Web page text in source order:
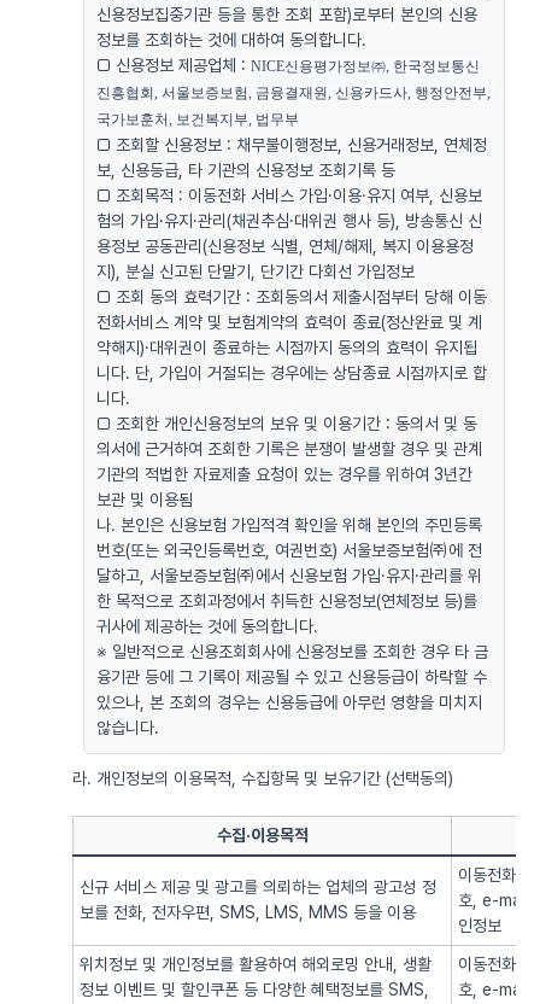
신용정보집중기관 등을 통한 조회 포함)로부터 본인의 신용
정보를 조회하는 것에 대하여 동의합니다.
□ 신용정보 제공업체 :NICE신용평가정보㈜, 한국정보통신
진흥협회, 서울보증보험, 금융결재원, 신용카드사, 행정안전부,
국가보훈처, 보건복지부, 법무부
□ 조회할 신용정보 : 채무불이행정보, 신용거래정보, 연체정
보, 신용등급, 타 기관의 신용정보 조회기록 등
□ 조회목적 : 이동전화 서비스 가입·이용·유지 여부, 신용보
험의 가입·유지·관리(채권추심·대위권 행사 등), 방송통신 신
용정보 공동관리(신용정보 식별, 연체/해제, 복지 이용용정
지), 분실 신고된 단말기, 단기간 다회선 가입정보
□ 조회 동의 효력기간 : 조회동의서 제출시점부터 당해 이동
전화서비스 계약 및 보험계약의 효력이 종료(정산완료 및 계
약해지)·대위권이 종료하는 시점까지 동의의 효력이 유지됩
니다. 단, 가입이 거절되는 경우에는 상담종료 시점까지로 합
니다.
□ 조회한 개인신용정보의 보유 및 이용기간 : 동의서 및 동
의서에 근거하여 조회한 기록은 분쟁이 발생할 경우 및 관계
기관의 적법한 자료제출 요청이 있는 경우를 위하여 3년간
보관 및 이용됨
나. 본인은 신용보험 가입적격 확인을 위해 본인의 주민등록
번호(또는 외국인등록번호, 여권번호) 서울보증보험㈜에 전
달하고, 서울보증보험㈜에서 신용보험 가입·유지·관리를 위
한 목적으로 조회과정에서 취득한 신용정보(연체정보 등)를
귀사에 제공하는 것에 동의합니다.
※ 일반적으로 신용조회회사에 신용정보를 조회한 경우 타 금
융기관 등에 그 기록이 제공될 수 있고 신용등급이 하락할 수
있으나, 본 조회의 경우는 신용등급에 아무런 영향을 미치지
않습니다.
라. 개인정보의 이용목적, 수집항목 및 보유기간 (선택동의)
수집·이용목적
신규 서비스 제공 및 광고를 의뢰하는 업체의 광고성 정
보를 전화, 전자우편, SMS, LMS, MMS 등을 이용
이동전화번
호, e-mail,
인정보
위치정보 및 개인정보를 활용하여 해외로밍 안내, 생활
정보 이벤트 및 할인쿠폰 등 다양한 혜택정보를 SMS,
이동전화번
호, e-mail,